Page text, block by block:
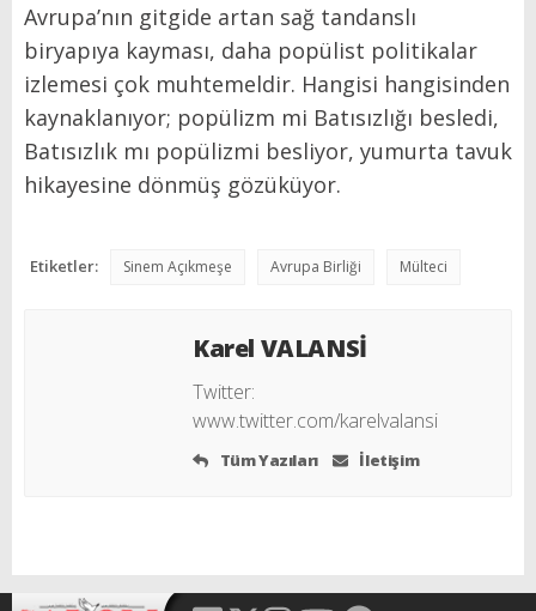
Avrupa’nın gitgide artan sağ tandanslı
biryapıya kayması, daha popülist politikalar
izlemesi çok muhtemeldir. Hangisi hangisinden
kaynaklanıyor; popülizm mi Batısızlığı besledi,
Batısızlık mı popülizmi besliyor, yumurta tavuk
hikayesine dönmüş gözüküyor.
Etiketler: Sinem Açıkmeşe Avrupa Birliği Mülteci
Karel VALANSİ
Twitter:
www.twitter.com/karelvalansi
Tüm Yazıları İletişim